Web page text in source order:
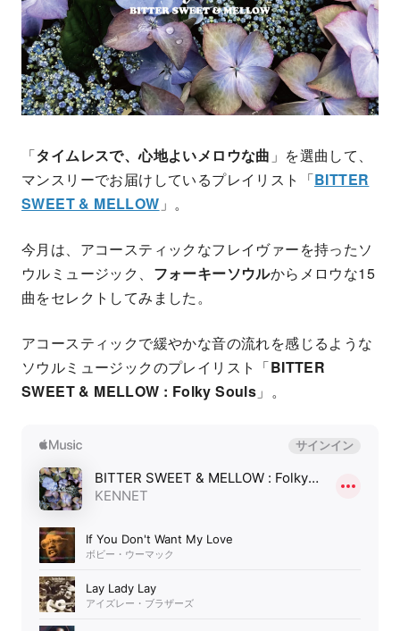
「タイムレスで、心地よいメロウな曲 」を選曲して、
マンスリーでお届けしているプレイリスト「BITTER
SWEET & MELLOW 」。
今月は、アコースティックなフレイヴァーを持ったソ
ウルミュージック、 フォーキーソウルからメロウな15
曲をセレクトしてみました。
アコースティックで緩やかな音の流れを感じるような
ソウルミュージックのプレイリスト「BITTER
SWEET & MELLOW : Folky Souls 」。